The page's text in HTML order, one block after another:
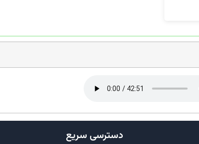
دسترسی سریع